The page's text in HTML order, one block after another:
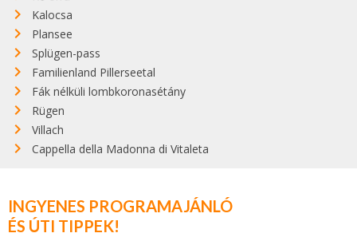
Kalocsa
Plansee
Splügen-pass
Familienland Pillerseetal
Fák nélküli lombkoronasétány
Rügen
Villach
Cappella della Madonna di Vitaleta
INGYENES PROGRAMAJÁNLÓ
ÉS ÚTI TIPPEK!